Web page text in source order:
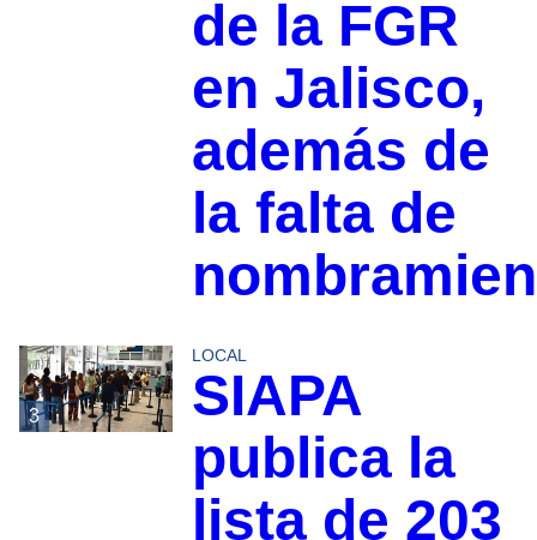
de la FGR
en Jalisco,
además de
la falta de
3
LOCAL
SIAPA
publica la
lista de 203